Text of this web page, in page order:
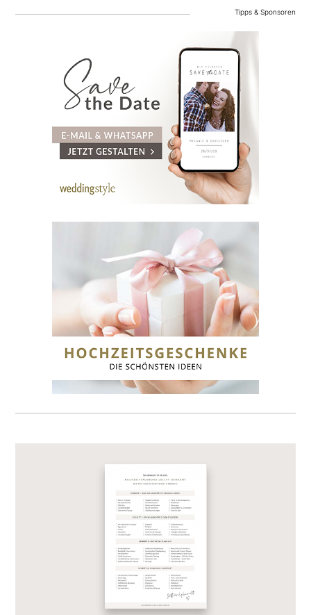
Tipps & Sponsoren